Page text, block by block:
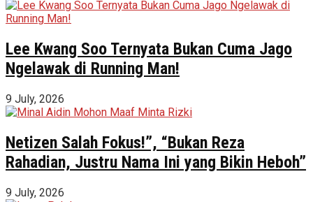
Lee Kwang Soo Ternyata Bukan Cuma Jago
Ngelawak di Running Man!
9 July, 2026
Netizen Salah Fokus!”, “Bukan Reza
Rahadian, Justru Nama Ini yang Bikin Heboh”
9 July, 2026